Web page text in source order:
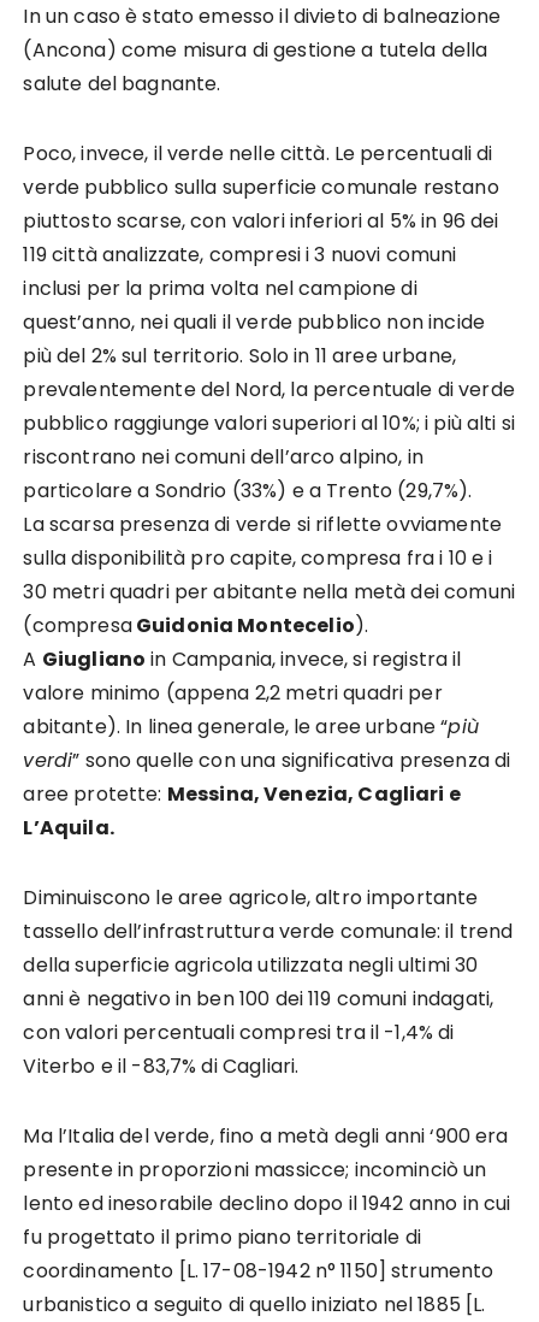
In un caso è stato emesso il divieto di balneazione
(Ancona) come misura di gestione a tutela della
salute del bagnante.
Poco, invece, il verde nelle città. Le percentuali di
verde pubblico sulla superficie comunale restano
piuttosto scarse, con valori inferiori al 5% in 96 dei
119 città analizzate, compresi i 3 nuovi comuni
inclusi per la prima volta nel campione di
quest’anno, nei quali il verde pubblico non incide
più del 2% sul territorio. Solo in 11 aree urbane,
prevalentemente del Nord, la percentuale di verde
pubblico raggiunge valori superiori al 10%; i più alti si
riscontrano nei comuni dell’arco alpino, in
particolare a Sondrio (33%) e a Trento (29,7%).
La scarsa presenza di verde si riflette ovviamente
sulla disponibilità pro capite, compresa fra i 10 e i
30 metri quadri per abitante nella metà dei comuni
(compresaGuidonia Montecelio).
A Giugliano in Campania, invece, si registra il
valore minimo (appena 2,2 metri quadri per
abitante). In linea generale, le aree urbane “più
verdi” sono quelle con una significativa presenza di
aree protette: Messina, Venezia, Cagliari e
L’Aquila.
Diminuiscono le aree agricole, altro importante
tassello dell’infrastruttura verde comunale: il trend
della superficie agricola utilizzata negli ultimi 30
anni è negativo in ben 100 dei 119 comuni indagati,
con valori percentuali compresi tra il -1,4% di
Viterbo e il -83,7% di Cagliari.
Ma l’Italia del verde, fino a metà degli anni ‘900 era
presente in proporzioni massicce; incominciò un
lento ed inesorabile declino dopo il 1942 anno in cui
fu progettato il primo piano territoriale di
coordinamento [L. 17-08-1942 n° 1150] strumento
urbanistico a seguito di quello iniziato nel 1885 [L.